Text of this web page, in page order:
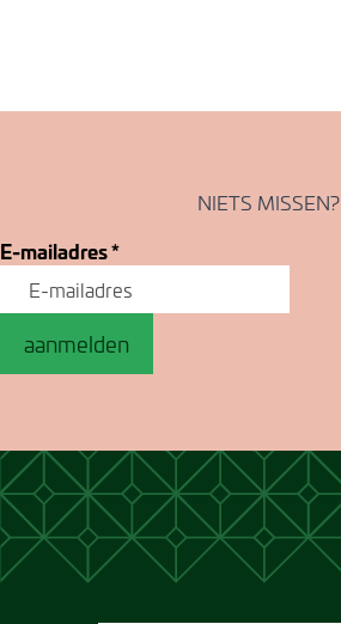
NIETS MISSEN?
E-mailadres*
aanmelden